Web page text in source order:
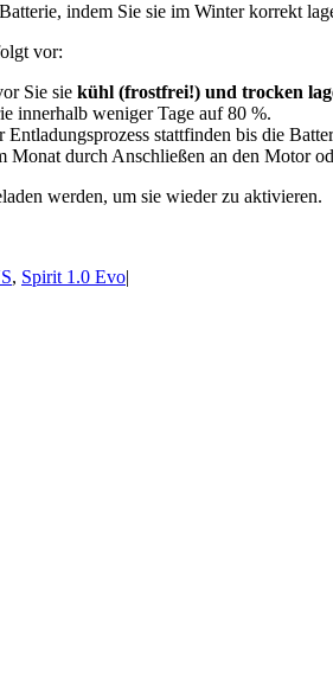
indem Sie sie im Winter korrekt
vor:
Sie sie kühl (frostfrei!) und trocken
innerhalb weniger Tage auf 80 %.
stattfinden bis die
Monat durch Anschließen an den Motor
werden, um sie wieder zu aktivieren.
, Spirit 1.0 Evo|